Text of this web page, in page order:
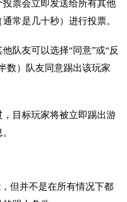
票会立即发送给所有其他
常是几十秒）进行投票。
队友可以选择“同意”或“反
数）队友同意踢出该玩家
目标玩家将被立即踢出游
但并不是在所有情况下都